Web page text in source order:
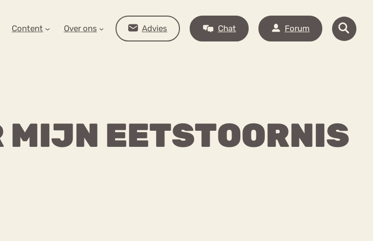
Content Over ons Advies Chat Forum
MIJN EETSTOORNIS